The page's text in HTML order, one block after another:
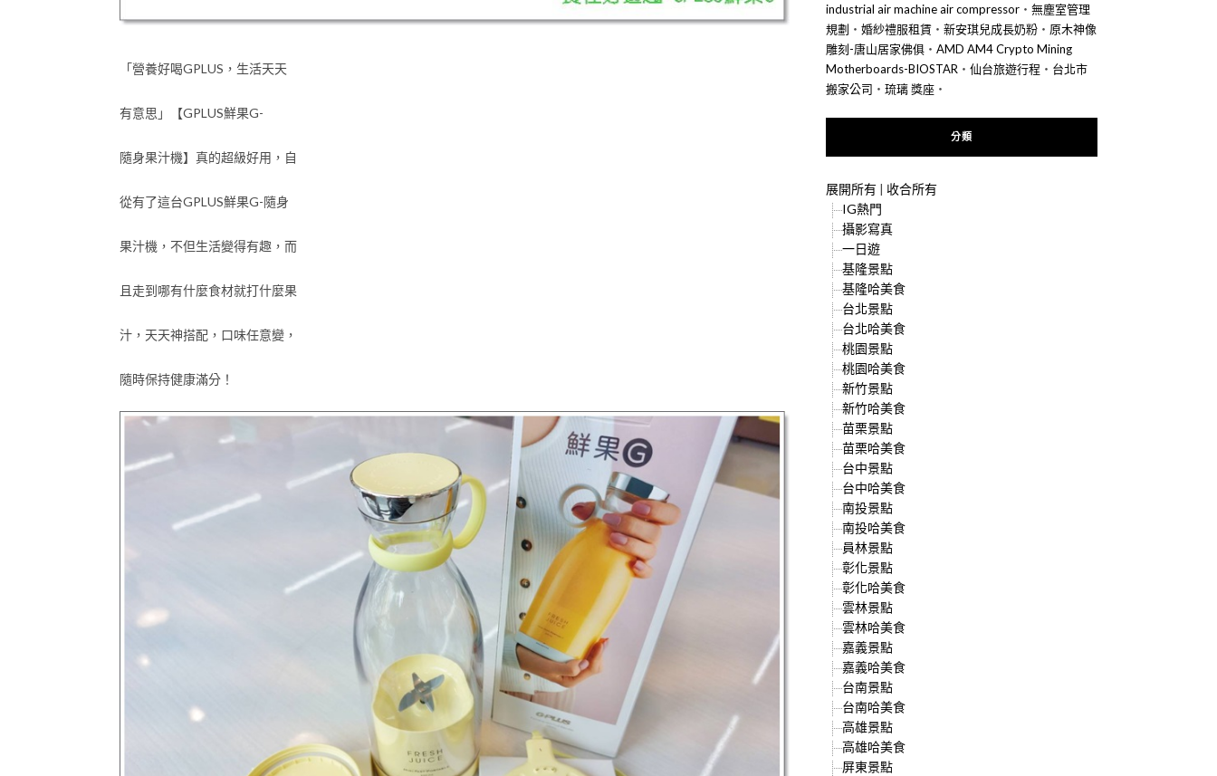
「營養好喝GPLUS，生活天天
有意思」【GPLUS鮮果G-
隨身果汁機】真的超級好用，自
從有了這台GPLUS鮮果G-隨身
果汁機，不但生活變得有趣，而
且走到哪有什麼食材就打什麼果
汁，天天神搭配，口味任意變，
隨時保持健康滿分！
industrial air machine air compressor ‧ 無塵室管理
規劃 ‧ 婚紗禮服租賃 ‧ 新安琪兒成長奶粉 ‧ 原木神像
雕刻-唐山居家佛俱 ‧ AMD AM4 Crypto Mining
Motherboards-BIOSTAR ‧ 仙台旅遊行程 ‧ 台北市
搬家公司 ‧ 琉璃 獎座 ‧
分類
展開所有 | 收合所有
IG熱門
攝影寫真
一日遊
基隆景點
基隆哈美食
台北景點
台北哈美食
桃園景點
桃園哈美食
新竹景點
新竹哈美食
苗栗景點
苗栗哈美食
台中景點
台中哈美食
南投景點
南投哈美食
員林景點
彰化景點
彰化哈美食
雲林景點
雲林哈美食
嘉義景點
嘉義哈美食
台南景點
台南哈美食
高雄景點
高雄哈美食
屏東景點